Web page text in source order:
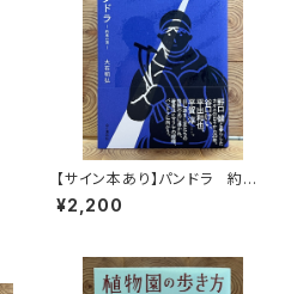
【サイン本あり】パンドラ 約束
の頂
¥2,200